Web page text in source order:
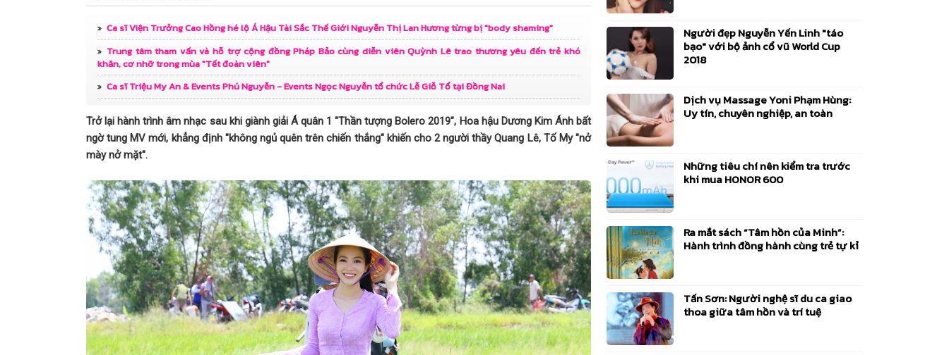
– Cười” của Trần Minh Cường
Canva đưa sáng tạo ứng dụng AI tại Việt Nam bước vào
kỷ nguyên mới với Canva AI 2.0
Hiệu năng Galaxy A07 5G: Dimensity 6300 6nm đủ
mạnh cho nhu cầu 2026 hay chỉ “vừa đủ dùng”?
cùng trẻ tự kỉ
30 năm hợp tác thương mại Việt - Mỹ vượt thách thức,
mở không gian phát triển mới
HD Hyundai Electric x K League đồng hành cùng thanh
thiếu niên Việt Nam
Thí sinh Ngô Thị Kiều Anh được đánh giá là thí sinh nhiều
màu sắc cho Hoa hậu Du lịch Việt Nam
Ca sĩ Viện Trưởng Cao Hồng hé lộ Á Hậu Tài Sắc Thế Giới Nguyễn Thị Lan Hương từng bị "body shaming"
Trung tâm tham vấn và hỗ trợ cộng đồng Pháp Bảo cùng diễn viên Quỳnh Lê trao thương yêu đến trẻ khó
khăn, cơ nhỡ trong mùa "Tết đoàn viên"
Ca sĩ Triệu My An & Events Phú Nguyễn - Events Ngọc Nguyễn tổ chức Lễ Giỗ Tổ tại Đồng Nai
Trở lại hành trình âm nhạc sau khi giành giải Á quân 1 "Thần tượng Bolero 2019", Hoa hậu Dương Kim Ánh bất
ngờ tung MV mới, khẳng định "không ngủ quên trên chiến thắng" khiến cho 2 người thầy Quang Lê, Tố My "nở
mày nở mặt".
Người đẹp Nguyễn Yến Linh "táo
bạo" với bộ ảnh cổ vũ World Cup
2018
Dịch vụ Massage Yoni Phạm Hùng:
Uy tín, chuyên nghiệp, an toàn
Những tiêu chí nên kiểm tra trước
khi mua HONOR 600
Ra mắt sách “Tâm hồn của Minh”:
Hành trình đồng hành cùng trẻ tự kỉ
Tấn Sơn: Người nghệ sĩ du ca giao
thoa giữa tâm hồn và trí tuệ